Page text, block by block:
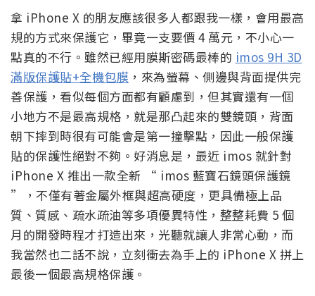
拿 iPhone X 的朋友應該很多人都跟我一樣，會用最高
規的方式來保護它，畢竟一支要價 4 萬元，不小心一
點真的不行。雖然已經用膜斯密碼最棒的 imos 9H 3D
滿版保護貼+全機包膜 ，來為螢幕、側邊與背面提供完
善保護，看似每個方面都有顧慮到，但其實還有一個
小地方不是最高規格，就是那凸起來的雙鏡頭，背面
朝下摔到時很有可能會是第一撞擊點，因此一般保護
貼的保護性絕對不夠。好消息是，最近 imos 就針對
iPhone X 推出一款全新 “ imos 藍寶石鏡頭保護鏡
”，不僅有著金屬外框與超高硬度，更具備極上品
質、質感、疏水疏油等多項優異特性，整整耗費 5 個
月的開發時程才打造出來，光聽就讓人非常心動，而
我當然也二話不說，立刻衝去為手上的 iPhone X 拼上
最後一個最高規格保護。